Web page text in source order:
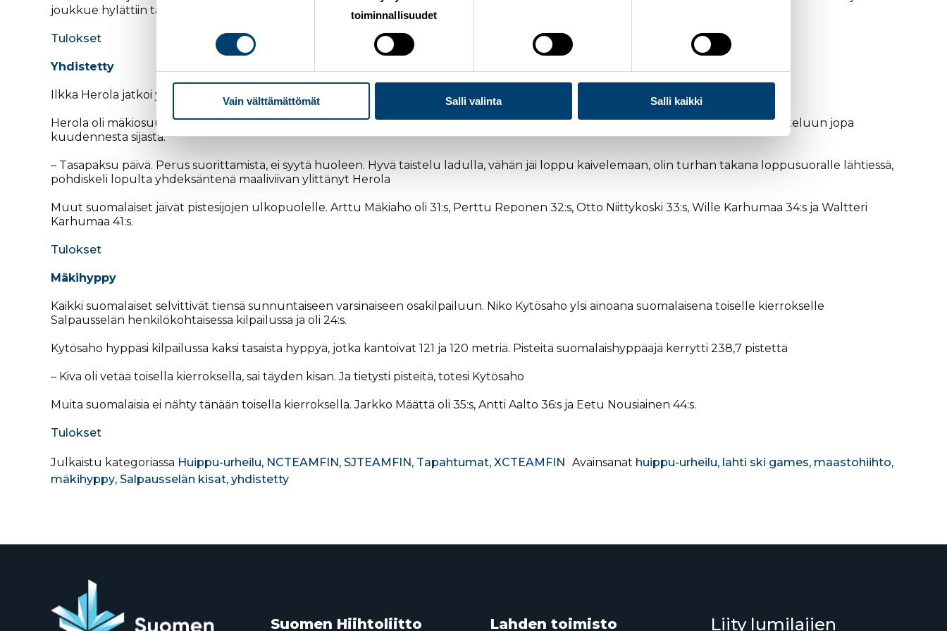
toiminnallisuudet
Vain välttämättömät Salli valinta Salli kaikki
joukkue hylättiin tapahtuman johdosta.
Tulokset
Yhdistetty
Ilkka Herola jatkoi yhdistetyn maailmancupissa tuttua kulkuaan ja päätti henkilökohtaisen kilpailun yhdeksänteen sijaan.
Herola oli mäkiosuuden jälkeen sijalla 20, lähes kaksi minuuttia kärjestä, mutta hiihto-osuuden nopein hiihtoaika nosti urheilijan taisteluun jopa
kuudennesta sijasta.
– Tasapaksu päivä. Perus suorittamista, ei syytä huoleen. Hyvä taistelu ladulla, vähän jäi loppu kaivelemaan, olin turhan takana loppusuoralle lähtiessä,
pohdiskeli lopulta yhdeksäntenä maaliviivan ylittänyt Herola
Muut suomalaiset jäivät pistesijojen ulkopuolelle. Arttu Mäkiaho oli 31:s, Perttu Reponen 32:s, Otto Niittykoski 33:s, Wille Karhumaa 34:s ja Waltteri
Karhumaa 41:s.
Tulokset
Mäkihyppy
Kaikki suomalaiset selvittivät tiensä sunnuntaiseen varsinaiseen osakilpailuun. Niko Kytösaho ylsi ainoana suomalaisena toiselle kierrokselle
Salpausselän henkilökohtaisessa kilpailussa ja oli 24:s.
Kytösaho hyppäsi kilpailussa kaksi tasaista hyppyä, jotka kantoivat 121 ja 120 metriä. Pisteitä suomalaishyppääjä kerrytti 238,7 pistettä
– Kiva oli vetää toisella kierroksella, sai täyden kisan. Ja tietysti pisteitä, totesi Kytösaho
Muita suomalaisia ei nähty tänään toisella kierroksella. Jarkko Määttä oli 35:s, Antti Aalto 36:s ja Eetu Nousiainen 44:s.
Tulokset
Julkaistu kategoriassa Huippu-urheilu, NCTEAMFIN, SJTEAMFIN, Tapahtumat, XCTEAMFIN Avainsanat huippu-urheilu, lahti ski games, maastohiihto,
mäkihyppy, Salpausselän kisat, yhdistetty
Suomen Hiihtoliitto Lahden toimisto Liity lumilajien